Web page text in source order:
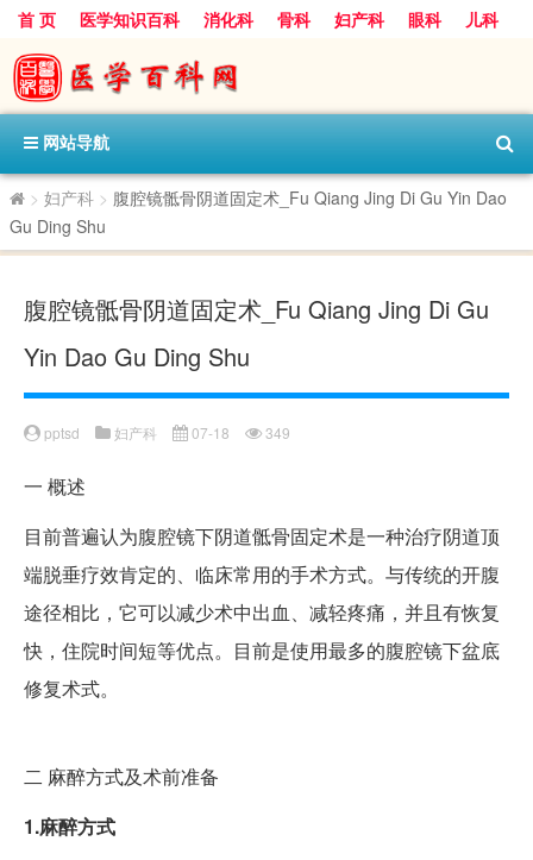
首 页 医学知识百科 消化科 骨科 妇产科 眼科
儿科
心血管病科
呼吸科 神经科
内分泌科
口腔科
网站导航
> 妇产科 > 腹腔镜骶骨阴道固定术_Fu Qiang Jing Di Gu Yin Dao
Gu Ding Shu
腹腔镜骶骨阴道固定术_Fu Qiang Jing Di Gu
Yin Dao Gu Ding Shu
pptsd 妇产科 07-18 349
一 概述
目前普遍认为腹腔镜下阴道骶骨固定术是一种治疗阴道顶
端脱垂疗效肯定的、临床常用的手术方式。与传统的开腹
途径相比，它可以减少术中出血、减轻疼痛，并且有恢复
快，住院时间短等优点。目前是使用最多的腹腔镜下盆底
修复术式。
二 麻醉方式及术前准备
1.麻醉方式